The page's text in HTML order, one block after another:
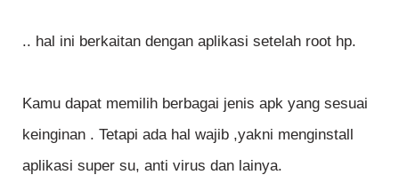
.. hal ini berkaitan dengan aplikasi setelah root hp.
Kamu dapat memilih berbagai jenis apk yang sesuai
keinginan . Tetapi ada hal wajib ,yakni menginstall
aplikasi super su, anti virus dan lainya.